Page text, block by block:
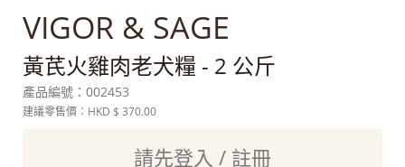
VIGOR & SAGE
黃芪火雞肉老犬糧 - 2 公斤
產品編號： 002453
建議零售價：HKD $ 370.00
請先登入 / 註冊